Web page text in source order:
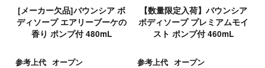
[メーカー欠品]バウンシア ボ
ディソープ エアリーブーケの
香り ポンプ付 480mL
参考上代 オープン
【数量限定入荷】バウンシア
ボディソープ プレミアムモイ
スト ポンプ付 460mL
参考上代 オープン